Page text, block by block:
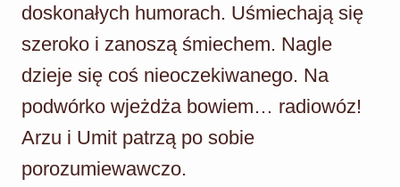
doskonałych humorach. Uśmiechają się
szeroko i zanoszą śmiechem. Nagle
dzieje się coś nieoczekiwanego. Na
podwórko wjeżdża bowiem… radiowóz!
Arzu i Umit patrzą po sobie
porozumiewawczo.